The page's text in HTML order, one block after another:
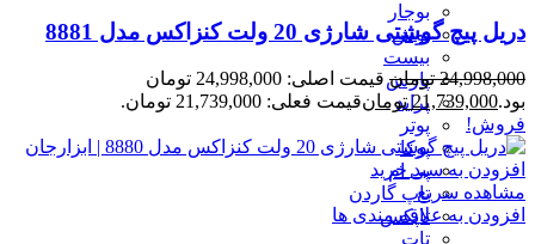
بوجار
بوش
بیست
پارس
پراید
پوتر
پوکا
پی ام
تاپ گاردن
تاپکس
تات
دریل پیچ گوشتی شارژی 20 ولت کنزاکس مدل 8881
24,998,000 تومان
قیمت اصلی: 24,998,000 تومان
بود.21,739,000 تومانقیمت فعلی: 21,739,000 تومان.
فروش!
افزودن به سبد خرید
مشاهده سریع
افزودن به علاقه مندی ها